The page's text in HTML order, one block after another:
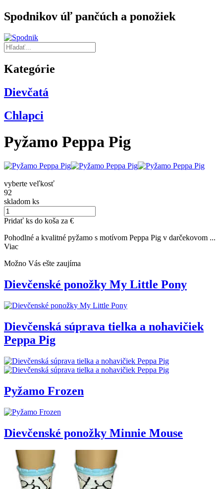
Spodnikov úľ pančúch a ponožiek
Kategórie
Dievčatá
Chlapci
Pyžamo Peppa Pig
vyberte veľkosť
92
skladom ks
Pridať ks do koša za €
Pohodlné a kvalitné pyžamo s motívom Peppa Pig v darčekovom ...
Viac
Možno Vás ešte zaujíma
Dievčenské ponožky My Little Pony
Dievčenská súprava tielka a nohavičiek
Peppa Pig
Pyžamo Frozen
Dievčenské ponožky Minnie Mouse